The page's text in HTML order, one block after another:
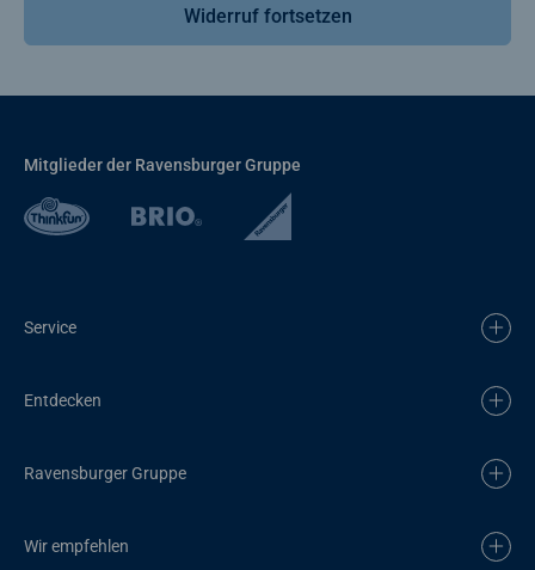
Widerruf fortsetzen
Mitglieder der Ravensburger Gruppe
Service
Entdecken
Ravensburger Gruppe
Wir empfehlen